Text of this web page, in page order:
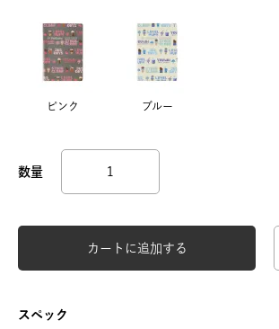
ピンク ブルー
カートに追加する
スペック